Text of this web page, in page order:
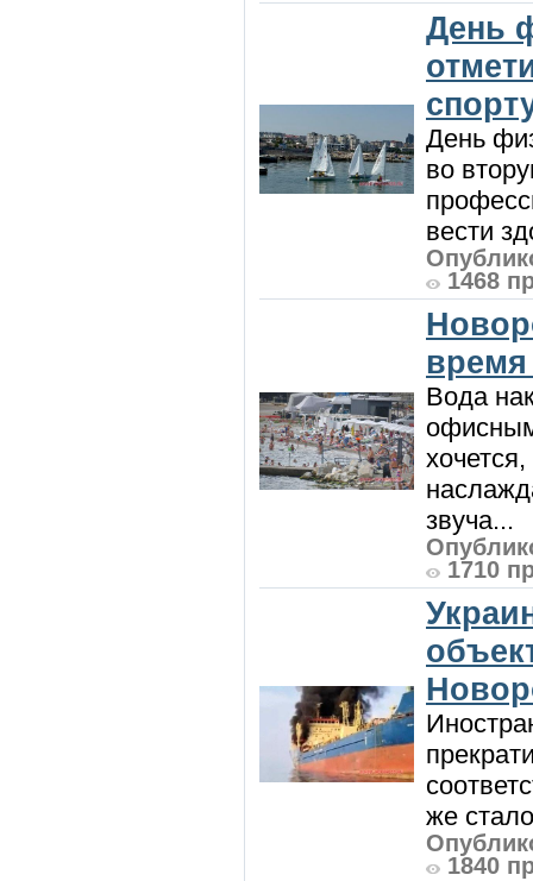
День
День
во
вести
1468
Вода
звуча...
1710
же
1840